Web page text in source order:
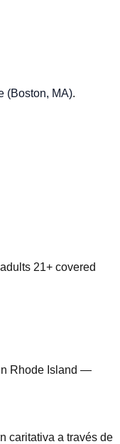
(Boston, MA).
21+ covered
Rhode Island —
caritativa a través de